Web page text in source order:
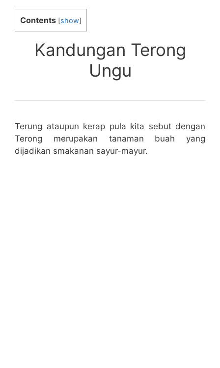
Contents [show]
Kandungan Terong
Ungu
Terung ataupun kerap pula kita sebut dengan
Terong merupakan tanaman buah yang
dijadikan smakanan sayur-mayur.